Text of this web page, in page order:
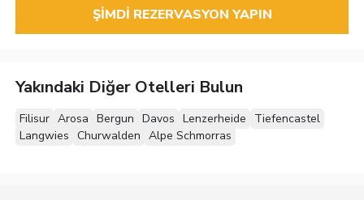
ŞIMDI REZERVASYON YAPIN
Yakındaki Diğer Otelleri Bulun
Filisur Arosa Bergun Davos Lenzerheide
Tiefencastel
Langwies Churwalden Alpe Schmorras